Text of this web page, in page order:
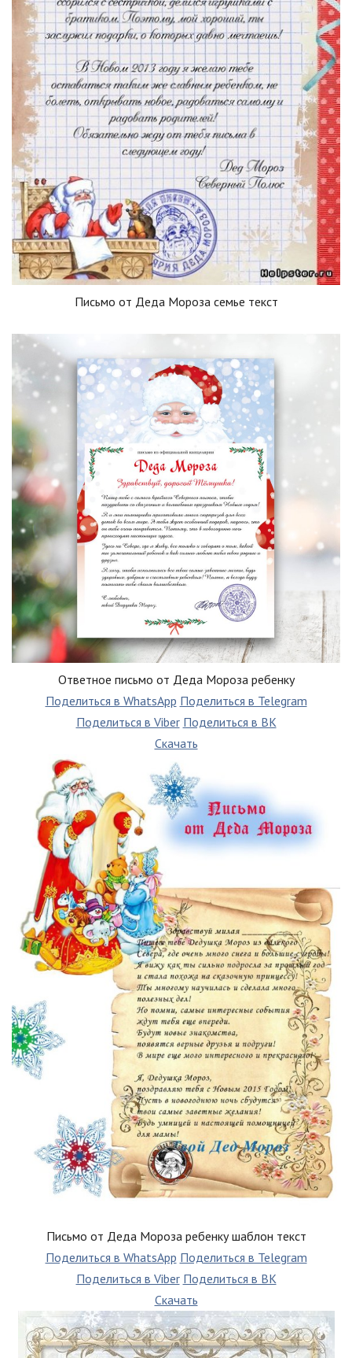
Письмо от Деда Мороза семье текст
Ответное письмо от Деда Мороза ребенку
Поделиться в WhatsApp Поделиться в Telegram
Поделиться в Viber Поделиться в ВК
Скачать
Письмо от Деда Мороза ребенку шаблон текст
Поделиться в WhatsApp Поделиться в Telegram
Поделиться в Viber Поделиться в ВК
Скачать